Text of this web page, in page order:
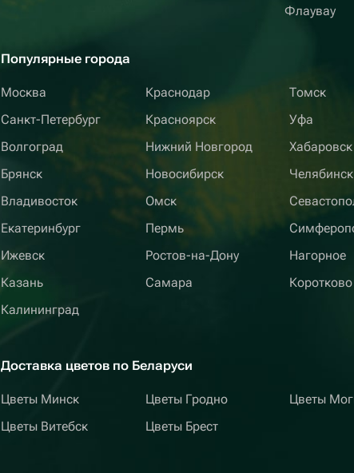
Флаувау
Популярные города
Москва
Санкт-Петербург
Волгоград
Брянск
Владивосток
Екатеринбург
Ижевск
Казань
Калининград
Краснодар
Красноярск
Нижний Новгород
Новосибирск
Омск
Пермь
Ростов-на-Дону
Самара
Томск
Уфа
Хабаровск
Челябинск
Нагорное
Коротково
Доставка цветов по Беларуси
Цветы Минск
Цветы Витебск
Цветы Гродно
Цветы Брест
Цветы